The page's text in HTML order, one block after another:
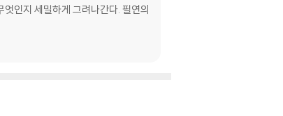
인지 세밀하게 그려나간다. 필연의